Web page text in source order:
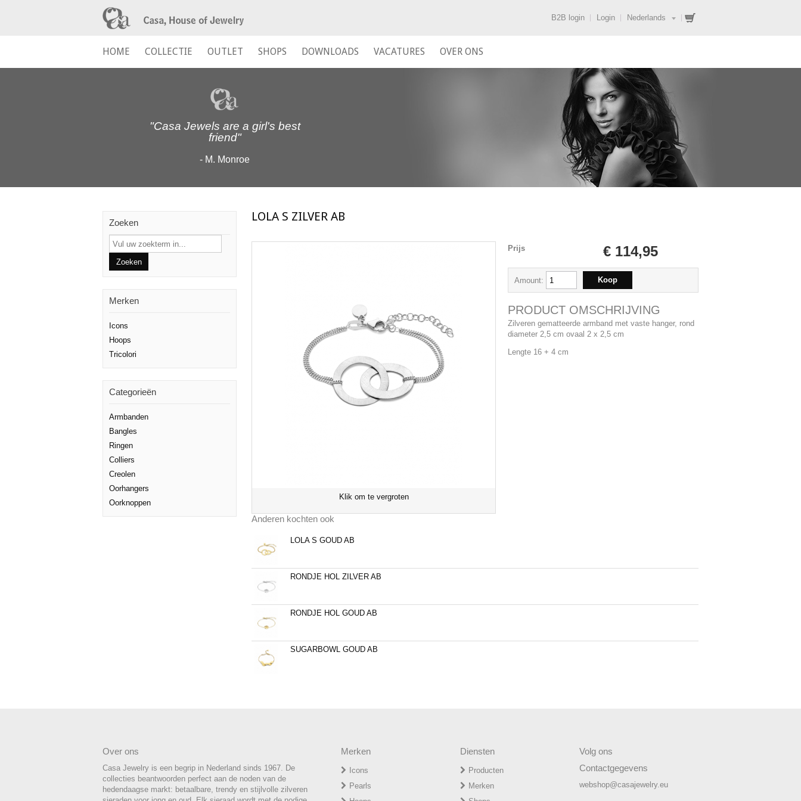
B2B login Login Nederlands
HOME COLLECTIE OUTLET SHOPS DOWNLOADS VACATURES OVER ONS
"Casa Jewels are a girl's best
friend"
- M. Monroe
LOLA S ZILVER AB
Klik om te vergroten
Prijs € 114,95
Amount:
PRODUCT OMSCHRIJVING
Zilveren gematteerde armband met vaste hanger, rond
diameter 2,5 cm ovaal 2 x 2,5 cm
Lengte 16 + 4 cm
Anderen kochten ook
LOLA S GOUD AB
RONDJE HOL ZILVER AB
RONDJE HOL GOUD AB
SUGARBOWL GOUD AB
Zoeken
Merken
Icons
Hoops
Tricolori
Categorieën
Armbanden
Bangles
Ringen
Colliers
Creolen
Oorhangers
Oorknoppen
Over ons
Casa Jewelry is een begrip in Nederland sinds 1967. De
collecties beantwoorden perfect aan de noden van de
hedendaagse markt: betaalbare, trendy en stijlvolle zilveren
Merken
Icons
Pearls
Diensten
Producten
Merken
Volg ons
Contactgegevens
webshop@casajewelry.eu